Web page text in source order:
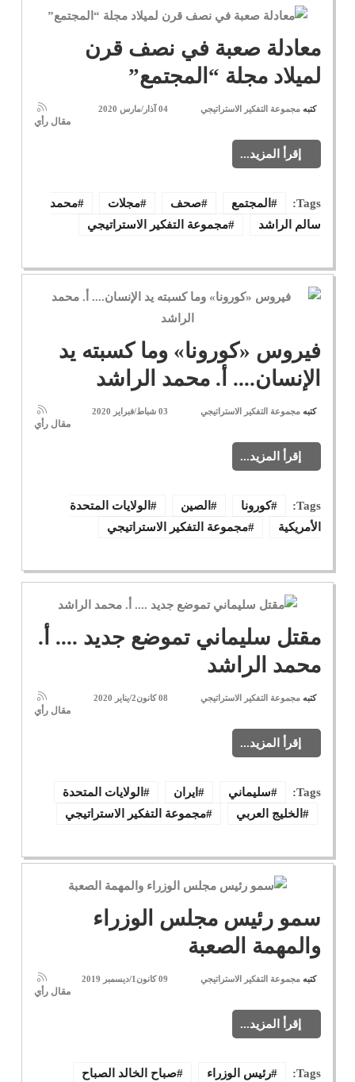
معادلة صعبة في نصف قرن
لميلاد مجلة “المجتمع”
كتبه مجموعة التفكير الاستراتيجي 04 آذار/مارس 2020
مقال رأي
إقرأ المزيد...
Tags: المجتمع صحف مجلات
محمد
سالم الراشد
مجموعة التفكير الاستراتيجي
فيروس «كورونا» وما كسبته يد
الإنسان.... أ. محمد الراشد
كتبه مجموعة التفكير الاستراتيجي 03 شباط/فبراير 2020
مقال رأي
إقرأ المزيد...
Tags: كورونا الصين
الولايات المتحدة
الأمريكية
مجموعة التفكير الاستراتيجي
مقتل سليماني تموضع جديد .... أ.
محمد الراشد
كتبه مجموعة التفكير الاستراتيجي 08 كانون2/يناير 2020
مقال رأي
إقرأ المزيد...
Tags: سليماني ايران
الولايات المتحدة
الخليج العربي
مجموعة التفكير الاستراتيجي
سمو رئيس مجلس الوزراء
والمهمة الصعبة
كتبه مجموعة التفكير الاستراتيجي 09 كانون1/ديسمبر 2019
مقال رأي
إقرأ المزيد...
Tags: رئيس الوزراء
صباح الخالد الصباح